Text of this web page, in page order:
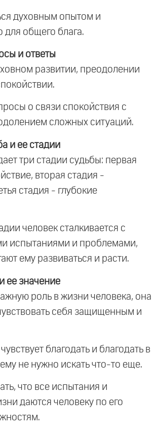
духовным опытом и
для общего блага.
и ответы
развитии, преодолении
о связи спокойствия с
сложных ситуаций.
и ее стадии
три стадии судьбы: первая
вторая стадия -
стадия - глубокие
человек сталкивается с
испытаниями и проблемами,
ему развиваться и расти.
ее значение
роль в жизни человека, она
себя защищенным и
благодать и благодать в
не нужно искать что-то еще.
что все испытания и
даются человеку по его